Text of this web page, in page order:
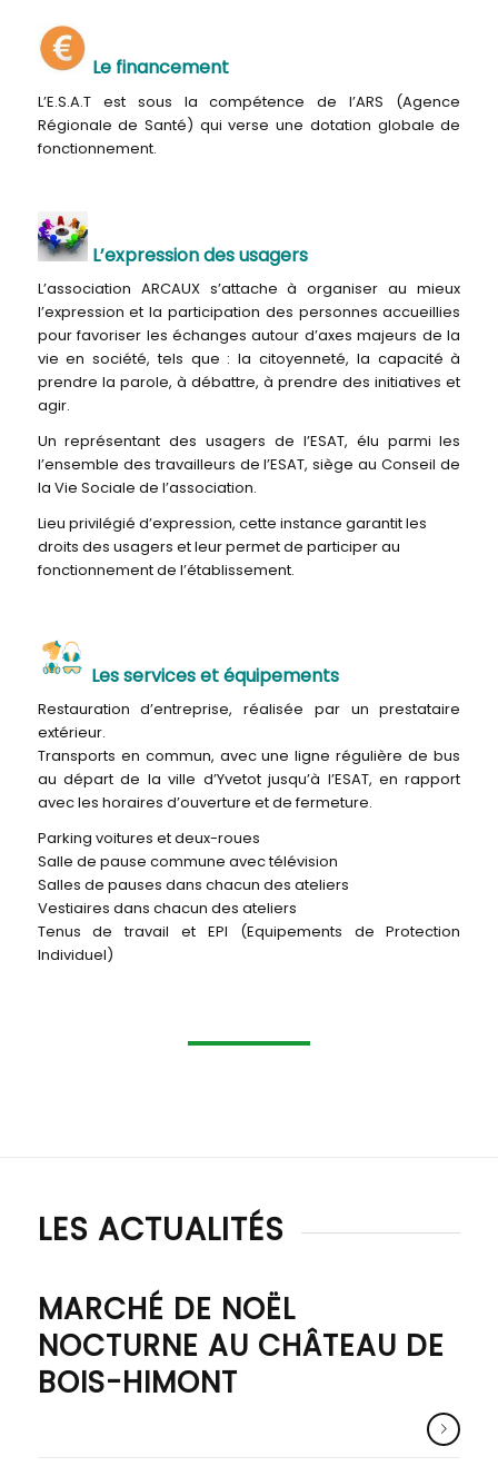
Le financement
L’E.S.A.T est sous la compétence de l’ARS (Agence
Régionale de Santé) qui verse une dotation globale de
fonctionnement.
L’expression des usagers
L’association ARCAUX s’attache à organiser au mieux
l’expression et la participation des personnes accueillies
pour favoriser les échanges autour d’axes majeurs de la
vie en société, tels que : la citoyenneté, la capacité à
prendre la parole, à débattre, à prendre des initiatives et
agir.
Un représentant des usagers de l’ESAT, élu parmi les
l’ensemble des travailleurs de l’ESAT, siège au Conseil de
la Vie Sociale de l’association.
Lieu privilégié d’expression, cette instance garantit les
droits des usagers et leur permet de participer au
fonctionnement de l’établissement.
Les services et équipements
Restauration d’entreprise, réalisée par un prestataire
extérieur.
Transports en commun, avec une ligne régulière de bus
au départ de la ville d’Yvetot jusqu’à l’ESAT, en rapport
avec les horaires d’ouverture et de fermeture.
Parking voitures et deux-roues
Salle de pause commune avec télévision
Salles de pauses dans chacun des ateliers
Vestiaires dans chacun des ateliers
Tenus de travail et EPI (Equipements de Protection
Individuel)
LES ACTUALITÉS
MARCHÉ DE NOËL
NOCTURNE AU CHÂTEAU DE
BOIS-HIMONT